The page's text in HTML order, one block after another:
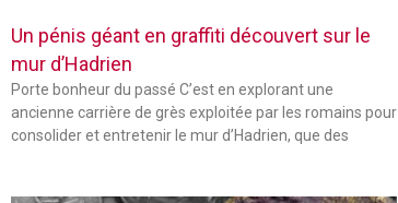
Un pénis géant en graffiti découvert sur le
mur d’Hadrien
Porte bonheur du passé C’est en explorant une
ancienne carrière de grès exploitée par les romains pour
consolider et entretenir le mur d’Hadrien, que des